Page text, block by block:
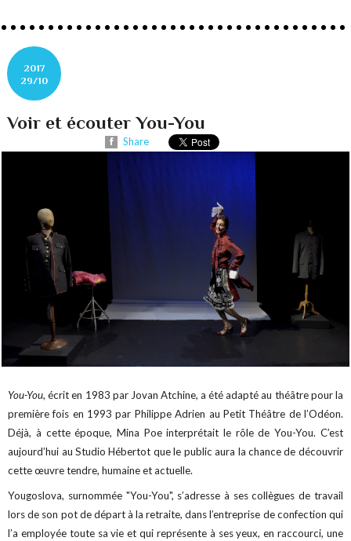
2017
29/10
Voir et écouter You-You
Share
You-You, écrit en 1983 par Jovan Atchine, a été adapté au théâtre pour la
première fois en 1993 par Philippe Adrien au Petit Théâtre de l’Odéon.
Déjà, à cette époque, Mina Poe interprétait le rôle deYou-You. C’est
aujourd’hui au Studio Hébertot que le public aura la chance de découvrir
cette œuvre tendre, humaine et actuelle.
Yougoslova, surnommée "You-You", s’adresse à ses collègues de travail
lors de son pot de départ à la retraite, dans l’entreprise de confection qui
l’a employée toute sa vie et qui représente à ses yeux, en raccourci, une